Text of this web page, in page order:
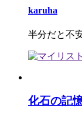
karuha
半分だと不
化石の記